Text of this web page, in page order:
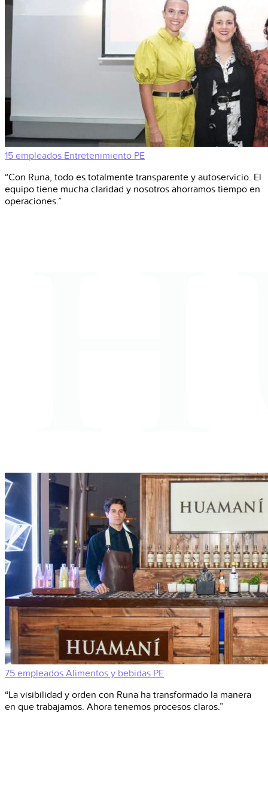
15 empleados Entretenimiento PE
“Con Runa, todo es totalmente transparente y autoservicio. El
equipo tiene mucha claridad y nosotros ahorramos tiempo en
operaciones.”
75 empleados Alimentos y bebidas PE
“La visibilidad y orden con Runa ha transformado la manera
en que trabajamos. Ahora tenemos procesos claros.”